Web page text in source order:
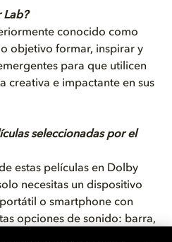
Lab?
conocido como
objetivo formar, inspirar y
para que utilicen
creativa e impactante en sus
seleccionadas por el
estas películas en Dolby
necesitas un dispositivo
o smartphone con
opciones de sonido: barra,